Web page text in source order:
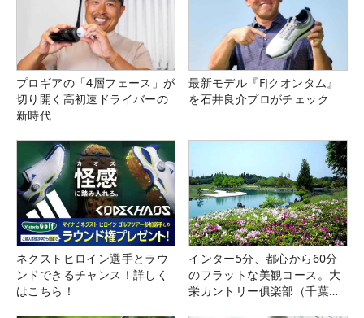
プロギアの「4層フェース」が
切り開く高初速ドライバーの
新時代
最新モデル『FJクオンタム』
を石井良介プロがチェック
ネクストヒロイン選手とラウ
ンドできるチャンス！詳しく
はこちら！
インター5分、都心から60分
のフラットな美観コース。大
栄カントリー俱楽部（千葉